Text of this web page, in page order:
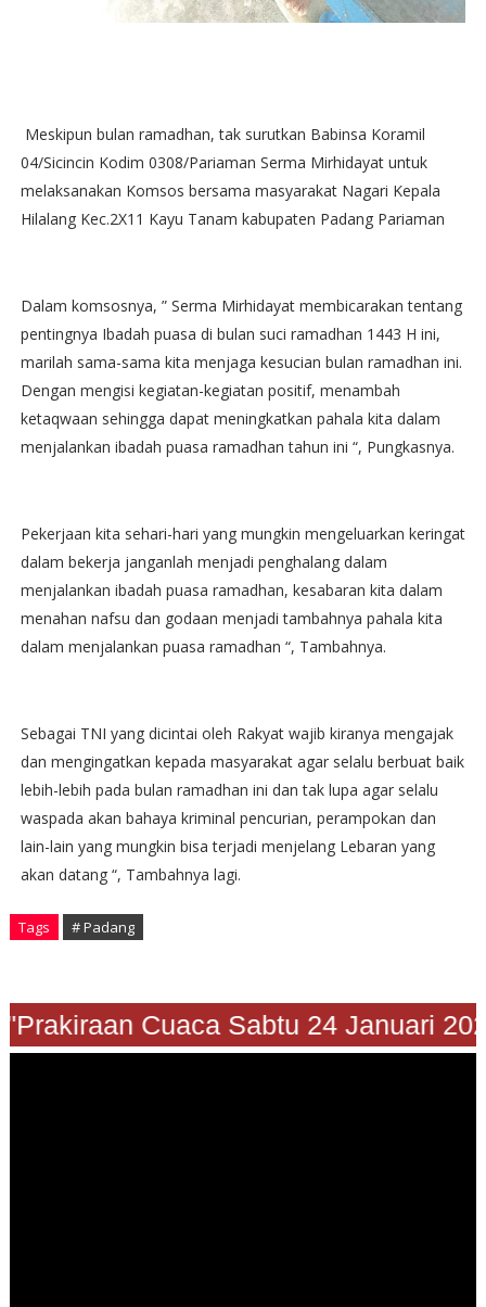
Meskipun bulan ramadhan, tak surutkan Babinsa Koramil
04/Sicincin Kodim 0308/Pariaman Serma Mirhidayat untuk
melaksanakan Komsos bersama masyarakat Nagari Kepala
Hilalang Kec.2X11 Kayu Tanam kabupaten Padang Pariaman
Dalam komsosnya, ” Serma Mirhidayat membicarakan tentang
pentingnya Ibadah puasa di bulan suci ramadhan 1443 H ini,
marilah sama-sama kita menjaga kesucian bulan ramadhan ini.
Dengan mengisi kegiatan-kegiatan positif, menambah
ketaqwaan sehingga dapat meningkatkan pahala kita dalam
menjalankan ibadah puasa ramadhan tahun ini “, Pungkasnya.
Pekerjaan kita sehari-hari yang mungkin mengeluarkan keringat
dalam bekerja janganlah menjadi penghalang dalam
menjalankan ibadah puasa ramadhan, kesabaran kita dalam
menahan nafsu dan godaan menjadi tambahnya pahala kita
dalam menjalankan puasa ramadhan “, Tambahnya.
Sebagai TNI yang dicintai oleh Rakyat wajib kiranya mengajak
dan mengingatkan kepada masyarakat agar selalu berbuat baik
lebih-lebih pada bulan ramadhan ini dan tak lupa agar selalu
waspada akan bahaya kriminal pencurian, perampokan dan
lain-lain yang mungkin bisa terjadi menjelang Lebaran yang
akan datang “, Tambahnya lagi.
Tags # Padang
Cuaca Sabtu 24 Januari